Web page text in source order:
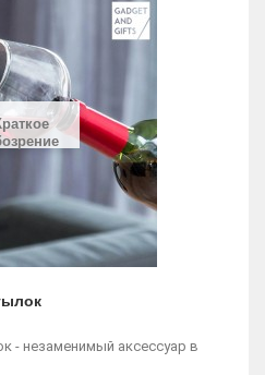
- незаменимый аксессуар в